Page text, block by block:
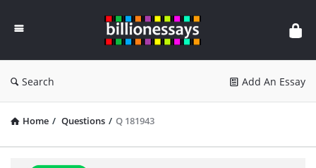
Essays
Search Add An Essay
Home / Questions / Q 181943